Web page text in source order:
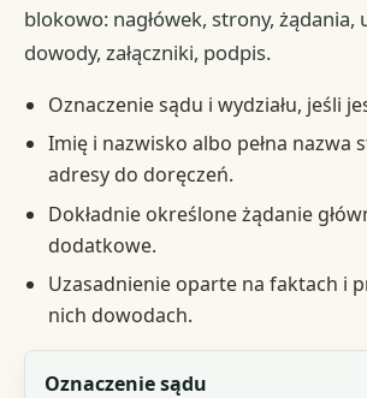
blokowo: nagłówek, strony, żądania,
dowody, załączniki, podpis.
Oznaczenie sądu i wydziału, jeśli
Imię i nazwisko albo pełna nazwa
adresy do doręczeń.
Dokładnie określone żądanie
dodatkowe.
Uzasadnienie oparte na faktach i
nich dowodach.
Część pozwu
Oznaczenie sądu